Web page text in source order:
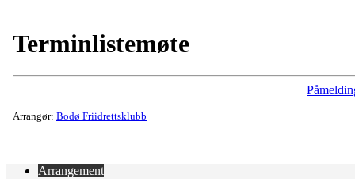
Terminlistemøte
Arrangør: Bodø Friidrettsklubb
Arrangement